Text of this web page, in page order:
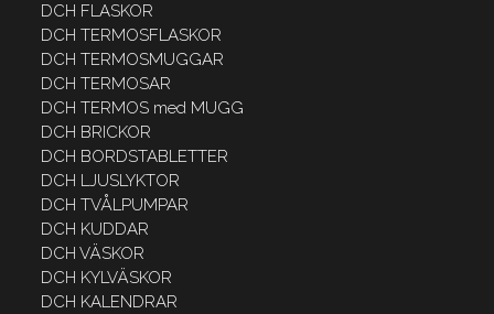
DCH FLASKOR
DCH TERMOSFLASKOR
DCH TERMOSMUGGAR
DCH TERMOSAR
DCH TERMOS med MUGG
DCH BRICKOR
DCH BORDSTABLETTER
DCH LJUSLYKTOR
DCH TVÅLPUMPAR
DCH KUDDAR
DCH VÄSKOR
DCH KYLVÄSKOR
DCH KALENDRAR